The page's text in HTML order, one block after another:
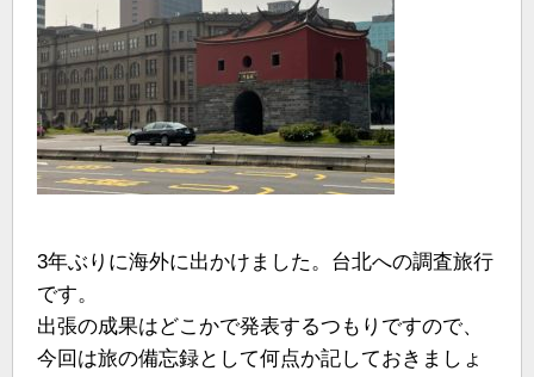
3年ぶりに海外に出かけました。台北への調査旅行
です。
出張の成果はどこかで発表するつもりですので、
今回は旅の備忘録として何点か記しておきましょ